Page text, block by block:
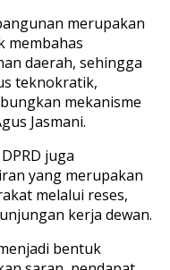
merupakan
membahas
daerah, sehingga
teknokratik,
mekanisme
Jasmani.
juga
yang merupakan
melalui reses,
kerja dewan.
bentuk